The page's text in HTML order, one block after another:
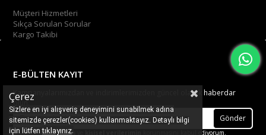
Müşteri Hizmetleri
Sıkça Sorulan Sorular
Kargo Takibi
E-BÜLTEN KAYIT
Kampanyalarımızdan ve indirimlerimizden güncel olarak haberdar
olun.
Gönder
Üyelik koşullarını korunmasını kabul ediyorum.
Çerez
Sizlere en iyi alışveriş deneyimini sunabilmek adına
sitemizde çerezler(cookies) kullanmaktayız. Detaylı bilgi
için lütfentıklayınız.